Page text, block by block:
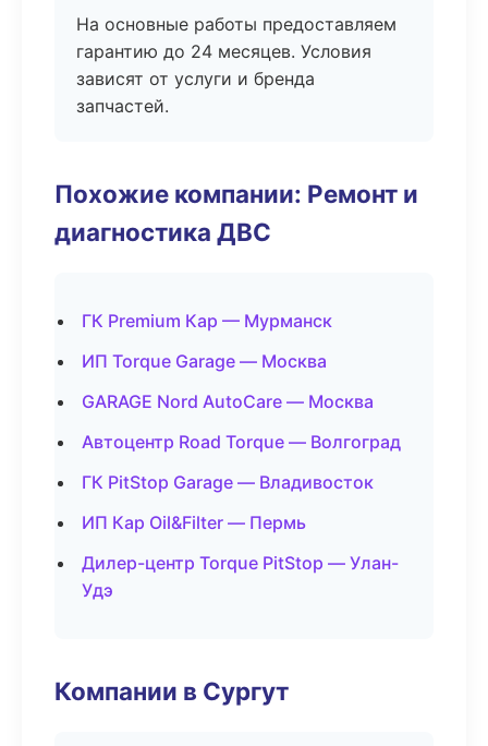
На основные работы предоставляем
гарантию до 24 месяцев. Условия
зависят от услуги и бренда
запчастей.
Похожие компании: Ремонт и
диагностика ДВС
ГК Premium Кар — Мурманск
ИП Torque Garage — Москва
GARAGE Nord AutoCare — Москва
Автоцентр Road Torque — Волгоград
ГК PitStop Garage — Владивосток
ИП Кар Oil&Filter — Пермь
Дилер-центр Torque PitStop — Улан-
Удэ
Компании в Сургут